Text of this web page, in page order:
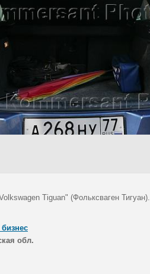
Tiguan" (Фольксваген Тигуан).
обл.